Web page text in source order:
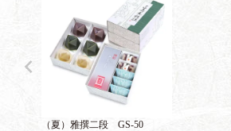
（夏）雅撰二段 GS-50